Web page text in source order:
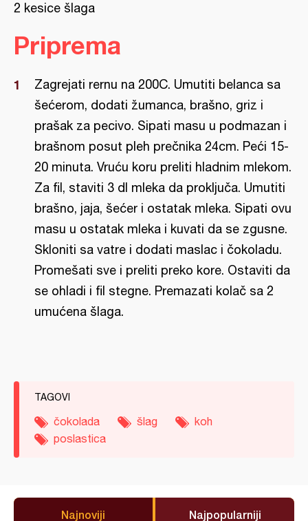
2 kesice šlaga
Priprema
Zagrejati rernu na 200C. Umutiti belanca sa
šećerom, dodati žumanca, brašno, griz i
prašak za pecivo. Sipati masu u podmazan i
brašnom posut pleh prečnika 24cm. Peći 15-
20 minuta. Vruću koru preliti hladnim mlekom.
Za fil, staviti 3 dl mleka da proključa. Umutiti
brašno, jaja, šećer i ostatak mleka. Sipati ovu
masu u ostatak mleka i kuvati da se zgusne.
Skloniti sa vatre i dodati maslac i čokoladu.
Promešati sve i preliti preko kore. Ostaviti da
se ohladi i fil stegne. Premazati kolač sa 2
umućena šlaga.
TAGOVI
čokolada šlag
koh
poslastica
Najnoviji Najpopularniji